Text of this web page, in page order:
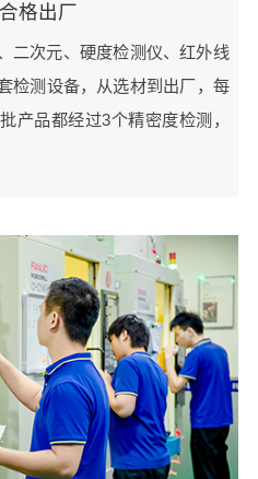
格出厂
二次元、硬度检测仪、红外线
检测设备，从选材到出厂，每
产品都经过3个精密度检测，